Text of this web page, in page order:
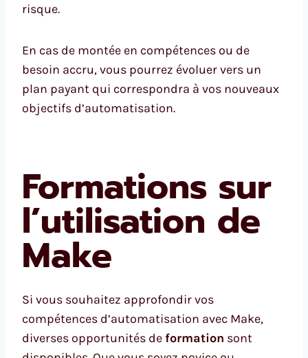
risque.
En cas de montée en compétences ou de
besoin accru, vous pourrez évoluer vers un
plan payant qui correspondra à vos nouveaux
objectifs d’automatisation.
Formations sur
l’utilisation de
Make
Si vous souhaitez approfondir vos
compétences d’automatisation avec Make,
diverses opportunités de formation sont